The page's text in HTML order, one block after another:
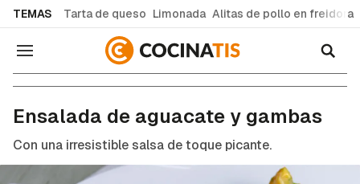
TEMAS Tarta de queso Limonada Alitas de pollo en freidora
Navegación
Ensalada de aguacate y gambas
Con una irresistible salsa de toque picante.